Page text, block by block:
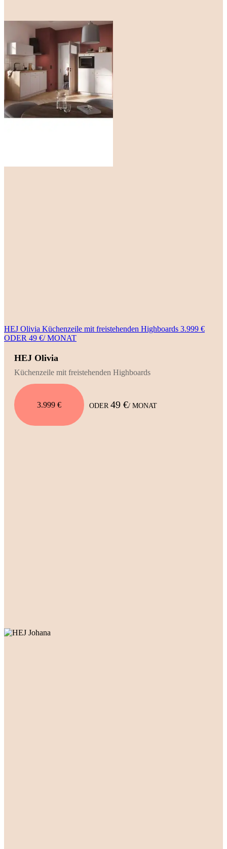
HEJ Olivia Küchenzeile mit freistehenden Highboards 3.999 €
ODER 49 €/ MONAT
HEJ Olivia
Küchenzeile mit freistehenden Highboards
3.999 € ODER 49 €/ MONAT